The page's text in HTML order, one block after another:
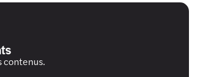
contenus.